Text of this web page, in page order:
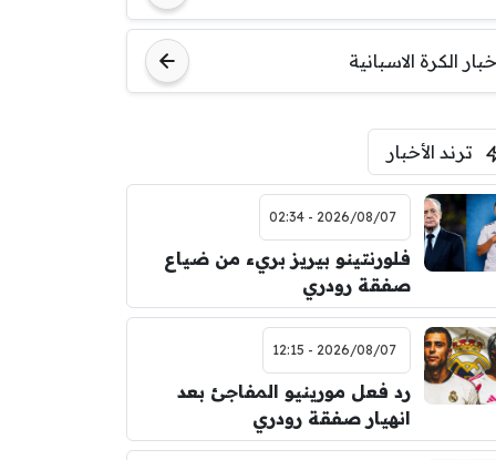
الكرة الاسبانية
ترند الأخبار
2026/08/07 - 02:34
فلورنتينو بيريز بريء من ضياع
صفقة رودري
2026/08/07 - 12:15
رد فعل مورينيو المفاجئ بعد
انهيار صفقة رودري